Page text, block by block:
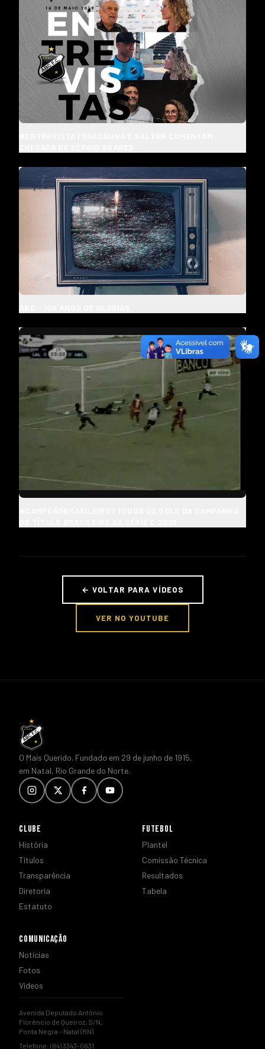
← VOLTAR PARA VÍDEOS
VER NO YOUTUBE
O Mais Querido. Fundado em 29 de junho de 1915,
em Natal, Rio Grande do Norte.
CLUBE
História
Títulos
Transparência
Diretoria
Estatuto
FUTEBOL
Plantel
Comissão Técnica
Resultados
Tabela
COMUNICAÇÃO
Notícias
Fotos
Vídeos
Avenida Deputado Antônio
Florêncio de Queiroz, S/N,
Ponta Negra – Natal (RN)
Telefone: (84) 3343-0631